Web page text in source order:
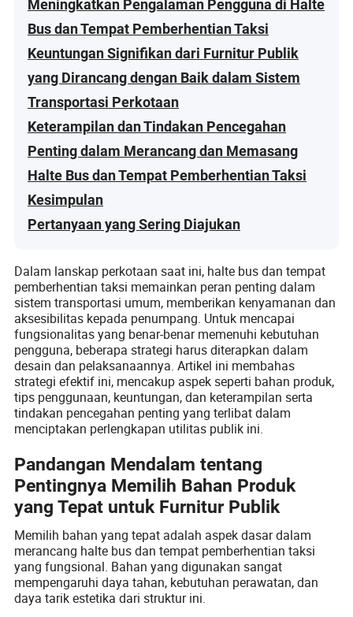
Meningkatkan Pengalaman Pengguna di Halte
Bus dan Tempat Pemberhentian Taksi
Keuntungan Signifikan dari Furnitur Publik
yang Dirancang dengan Baik dalam Sistem
Transportasi Perkotaan
Keterampilan dan Tindakan Pencegahan
Penting dalam Merancang dan Memasang
Halte Bus dan Tempat Pemberhentian Taksi
Kesimpulan
Pertanyaan yang Sering Diajukan
Dalam lanskap perkotaan saat ini, halte bus dan tempat
pemberhentian taksi memainkan peran penting dalam
sistem transportasi umum, memberikan kenyamanan dan
aksesibilitas kepada penumpang. Untuk mencapai
fungsionalitas yang benar-benar memenuhi kebutuhan
pengguna, beberapa strategi harus diterapkan dalam
desain dan pelaksanaannya. Artikel ini membahas
strategi efektif ini, mencakup aspek seperti bahan produk,
tips penggunaan, keuntungan, dan keterampilan serta
tindakan pencegahan penting yang terlibat dalam
menciptakan perlengkapan utilitas publik ini.
Pandangan Mendalam tentang
Pentingnya Memilih Bahan Produk
yang Tepat untuk Furnitur Publik
Memilih bahan yang tepat adalah aspek dasar dalam
merancang halte bus dan tempat pemberhentian taksi
yang fungsional. Bahan yang digunakan sangat
mempengaruhi daya tahan, kebutuhan perawatan, dan
daya tarik estetika dari struktur ini.